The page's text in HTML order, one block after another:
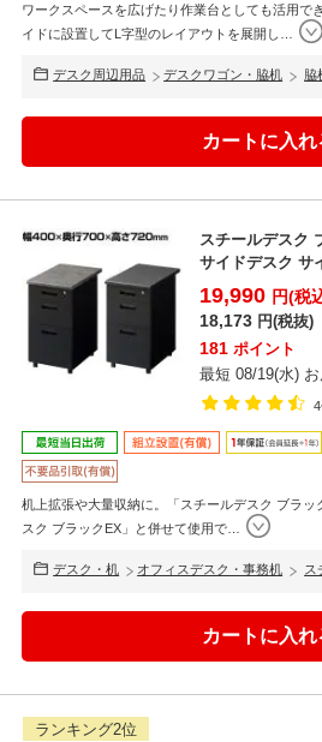
ワークスペースを広げたり作業台としても活用で
イドに設置してL字型のレイアウトを展開し
デスク周辺用品 デスクワゴン・脇机 脇
スチールデスク
サイドデスク サ
ルオープ...
19,990 円(税
18,173 円(税抜)
181 ポイント
最短 08/19(水)
机上拡張や大量収納に。「スチールデスク ブラ
スク ブラックEX」と併せて使用で…
デスク・机 オフィスデスク・事務机 ス
ランキング2位